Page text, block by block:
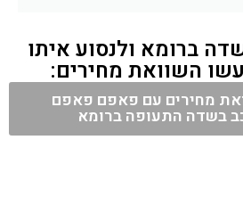
ברומא ולנסוע איתו
השוואת מחירים:
מחירים עם פאפם פאפם
בשדה התעופה ברומא